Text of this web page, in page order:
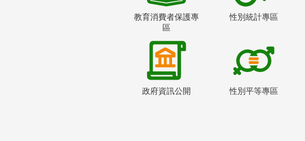
教育消費者保護專
區
性別統計專區
政府資訊公開 性別平等專區